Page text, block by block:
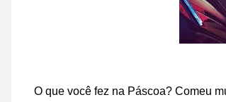
O que você fez na Páscoa? Comeu